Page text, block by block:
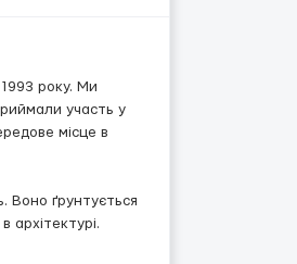
року. Ми
участь у
місце в
Воно ґрунтується
архітектурі.